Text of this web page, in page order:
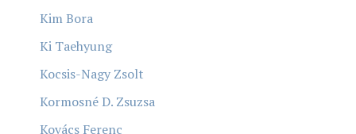
Kim Bora
Ki Taehyung
Kocsis-Nagy Zsolt
Kormosné D. Zsuzsa
Kovács Ferenc